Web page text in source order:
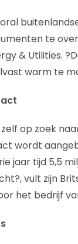
te
& Utilities.
warm te
op zoek
wordt
jaar tijd 5,5
vult zijn
het bedrijf